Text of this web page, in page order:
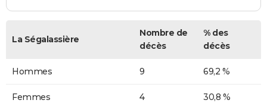
La Ségalassière
Nombre de
décès
% des
décès
Hommes 9 69,2 %
Femmes 4 30,8 %